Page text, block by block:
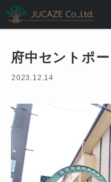
府中セントポ
2023.12.14